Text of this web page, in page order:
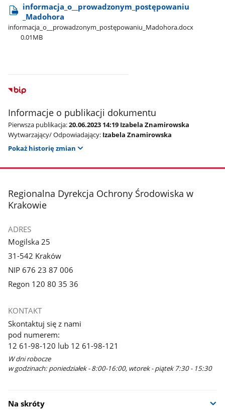
informacja​_o​_​_prowadzonym​_postępowaniu​
_Madohora
informacja​_o​_​_prowadzonym​_postępowaniu​_Madohora.docx
0.01MB
Informacje o publikacji dokumentu
Pierwsza publikacja:20.06.2023 14:19 Izabela Znamirowska
Wytwarzający/ Odpowiadający: Izabela Znamirowska
Pokaż historię zmian
stopka
Regionalna Dyrekcja Ochrony Środowiska w
Krakowie
ADRES
Mogilska 25
31-542 Kraków
NIP 676 23 87 006
Regon 120 80 35 36
KONTAKT
Skontaktuj się z nami
pod numerem:
12 61-98-120 lub 12 61-98-121
W dni robocze
w godzinach: poniedziałek - 8:00-16:00, wtorek - piątek 7:30 - 15:30
Na skróty